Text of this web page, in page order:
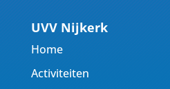
UVV Nijkerk
Home
Activiteiten